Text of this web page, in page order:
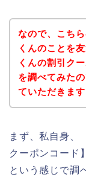
なので、こち
くんのことを
くんの割引ク
を調べてみた
ていただきます
まず、私自身、
クーポンコード
という感じで調